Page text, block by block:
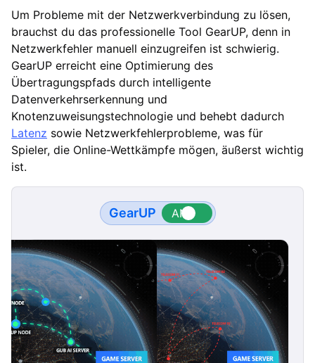
Um Probleme mit der Netzwerkverbindung zu lösen,
brauchst du das professionelle Tool GearUP, denn in
Netzwerkfehler manuell einzugreifen ist schwierig.
GearUP erreicht eine Optimierung des
Übertragungspfads durch intelligente
Datenverkehrserkennung und
Knotenzuweisungstechnologie und behebt dadurch
Latenz sowie Netzwerkfehlerprobleme, was für
Spieler, die Online-Wettkämpfe mögen, äußerst wichtig
ist.
GearUP